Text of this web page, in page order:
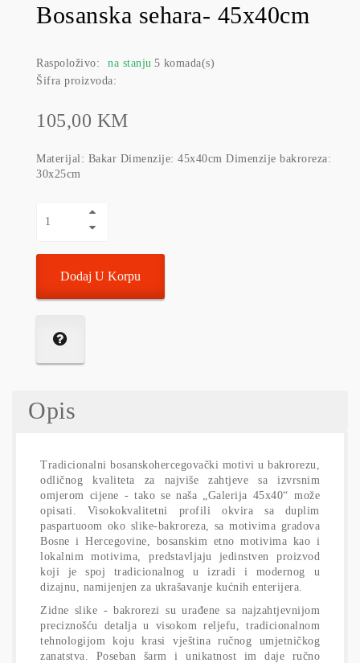
Bosanska sehara- 45x40cm
Raspoloživo: na stanju 5 komada(s)
Šifra proizvoda:
105,00 KM
Materijal: Bakar Dimenzije: 45x40cm Dimenzije bakroreza:
30x25cm
Dodaj U Korpu
Opis
Tradicionalni bosanskohercegovački motivi u bakrorezu,
odličnog kvaliteta za najviše zahtjeve sa izvrsnim
omjerom cijene - tako se naša „Galerija 45x40“ može
opisati. Visokokvalitetni profili okvira sa duplim
paspartuoom oko slike-bakroreza, sa motivima gradova
Bosne i Hercegovine, bosanskim etno motivima kao i
lokalnim motivima, predstavljaju jedinstven proizvod
koji je spoj tradicionalnog u izradi i modernog u
dizajnu, namijenjen za ukrašavanje kućnih enterijera.
Zidne slike - bakrorezi su urađene sa najzahtjevnijom
preciznošću detalja u visokom reljefu, tradicionalnom
tehnologijom koju krasi vještina ručnog umjetničkog
zanatstva. Poseban šarm i unikatnost im daje ručno